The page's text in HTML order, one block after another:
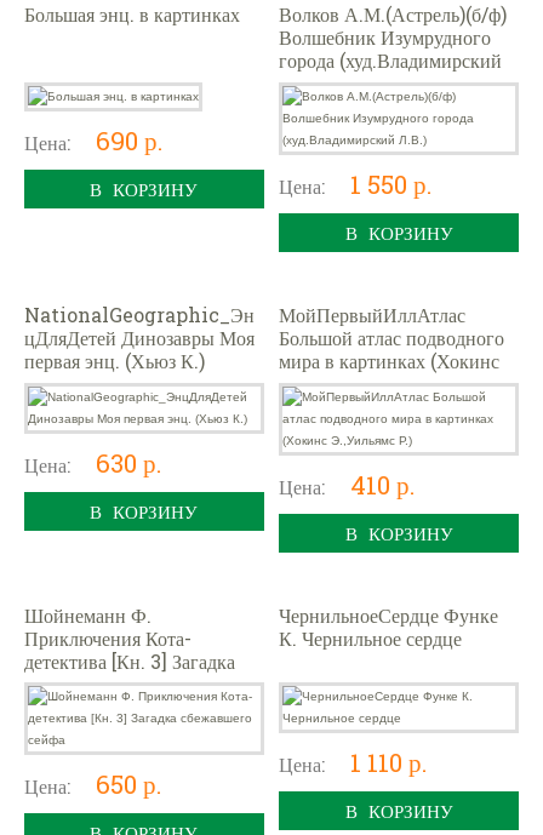
Большая энц. в картинках
Цена: 690 р.
В КОРЗИНУ
Волков А.М.(Астрель)(б/ф)
Волшебник Изумрудного
города (худ.Владимирский
Л.В.)
Цена: 1 550 р.
В КОРЗИНУ
NationalGeographic_Эн
цДляДетей Динозавры Моя
первая энц. (Хьюз К.)
Цена: 630 р.
В КОРЗИНУ
МойПервыйИллАтлас
Большой атлас подводного
мира в картинках (Хокинс
Э.,Уильямс Р.)
Цена: 410 р.
В КОРЗИНУ
Шойнеманн Ф.
Приключения Кота-
детектива [Кн. 3] Загадка
сбежавшего сейфа
Цена: 650 р.
ЧернильноеСердце Функе
К. Чернильное сердце
Цена: 1 110 р.
В КОРЗИНУ